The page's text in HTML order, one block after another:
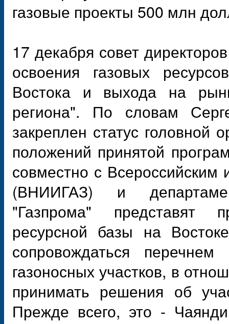
газовые проекты 500 млн
17 декабря совет
освоения газовых
Востока и выхода на
региона". По словам
закреплен статус головной
положений принятой
совместно с Всероссийским
(ВНИИГАЗ) и
"Газпрома" представят
ресурсной базы на
сопровождаться
газоносных участков, в
принимать решения об
Прежде всего, это -